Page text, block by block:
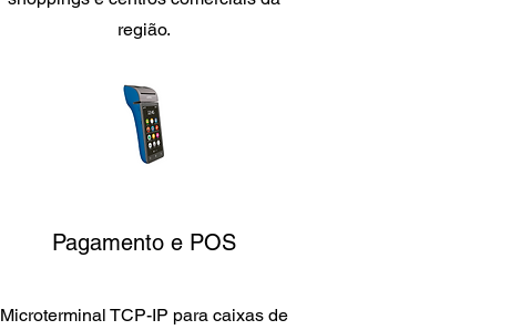
região.
Pagamento e POS
Microterminal TCP-IP para caixas de